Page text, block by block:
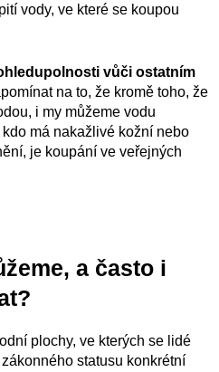
vody, ve které se koupou
vůči ostatním
na to, že kromě toho, že
i my můžeme vodu
má nakažlivé kožní nebo
je koupání ve veřejných
a často i
plochy, ve kterých se lidé
statusu konkrétní